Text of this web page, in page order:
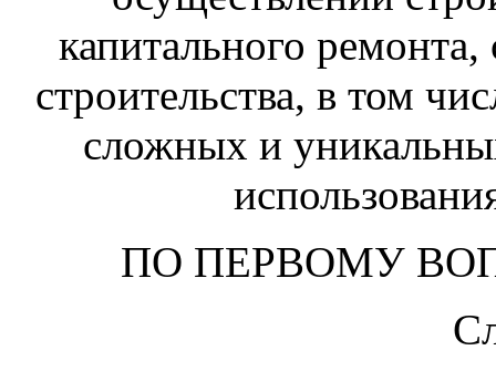
капитального ремонта,
строительства, в том
сложных и
ПО ПЕРВОМУ